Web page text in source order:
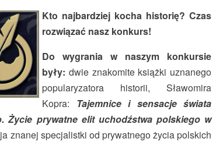
Kto najbardziej kocha historię? Czas
rozwiązać nasz konkurs!
Do wygrania w naszym konkursie
były: dwie znakomite książki uznanego
popularyzatora historii, Sławomira
Kopra:
Tajemnice i sensacje świata
Życie prywatne elit uchodźstwa polskiego w
znanej specjalistki od prywatnego życia polskich